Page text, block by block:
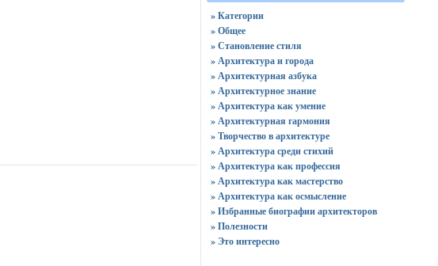
» Категории
» Общее
» Становление стиля
» Архитектура и города
» Архитектурная азбука
» Архитектурное знание
» Архитектура как умение
» Архитектурная гармония
» Творчество в архитектуре
» Архитектура среди стихий
» Архитектура как профессия
» Архитектура как мастерство
» Архитектура как осмысление
» Избранные биографии архитекторов
» Полезности
» Это интересно